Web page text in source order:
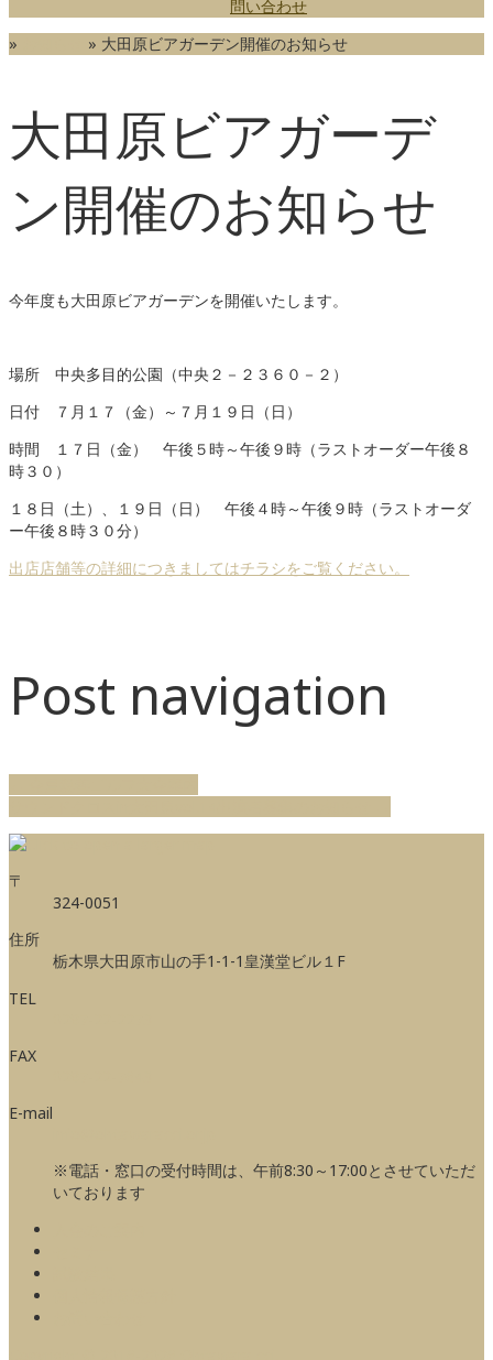
問い合わせ
»
» 大田原ビアガーデン開催のお知らせ
大田原ビアガーデ
ン開催のお知らせ
今年度も大田原ビアガーデンを開催いたします。
場所 中央多目的公園（中央２－２３６０－２）
日付 ７月１７（金）～７月１９日（日）
時間 １７日（金） 午後５時～午後９時（ラストオーダー午後８
時３０）
１８日（土）、１９日（日） 午後４時～午後９時（ラストオーダ
ー午後８時３０分）
出店店舗等の詳細につきましてはチラシをご覧ください。
Post navigation
〒
324-0051
住所
栃木県大田原市山の手1-1-1皇漢堂ビル１F
TEL
FAX
E-mail
※電話・窓口の受付時間は、午前8:30～17:00とさせていただ
いております